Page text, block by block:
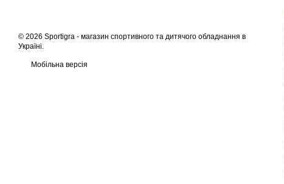
© 2026 Sportigra - магазин спортивного та дитячого обладнання в
Україні.
Мобільна версія